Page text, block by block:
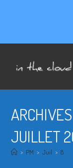
JUILLET
> PM > Juil > 8